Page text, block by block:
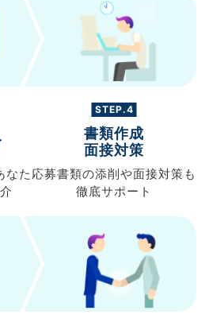
なた
STEP.4
書類作成
面接対策
応募書類の添削や面接対策も
徹底サポート